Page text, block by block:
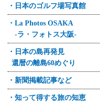
・日本のゴルフ場写真館
・La Photos OSAKA
-ラ・フォトス大阪-
・日本の島再発見
還暦の離島60めぐり
・新聞掲載記事など
・知って得する旅の知恵